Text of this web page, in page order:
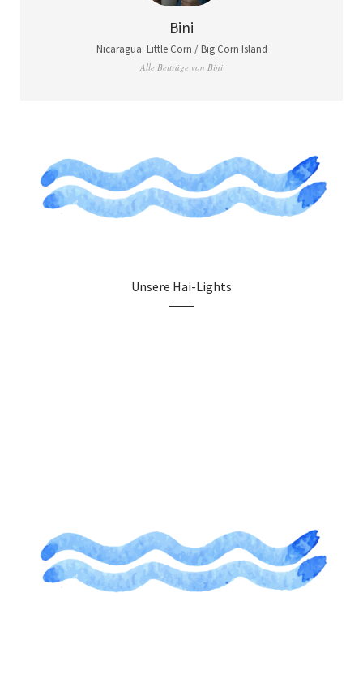
Bini
Nicaragua: Little Corn / Big Corn Island
Alle Beiträge von Bini
Unsere Hai-Lights